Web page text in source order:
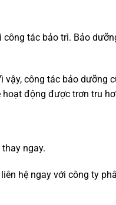
tác bảo trì. Bảo
vậy, công tác bảo dưỡng
động được trơn tru
ngay.
hệ ngay với công ty